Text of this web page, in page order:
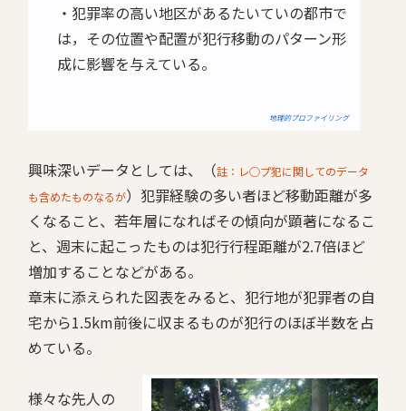
・犯罪率の高い地区があるたいていの都市で
は，その位置や配置が犯行移動のパターン形
成に影響を与えている。
地理的プロファイリング
興味深いデータとしては、（註：レ○プ犯に関してのデータ
も含めたものなるが）犯罪経験の多い者ほど移動距離が多
くなること、若年層になればその傾向が顕著になるこ
と、週末に起こったものは犯行行程距離が2.7倍ほど
増加することなどがある。
章末に添えられた図表をみると、犯行地が犯罪者の自
宅から1.5km前後に収まるものが犯行のほぼ半数を占
めている。
様々な先人の